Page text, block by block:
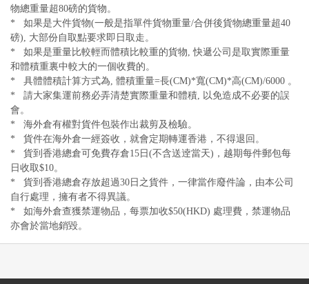
物總重量超80磅的貨物。
* 如果是大件貨物(一般是指單件貨物重量/合併後貨物總重量超40
磅), 大部份自取點要求即日取走。
* 如果是重量比較輕而體積比較重的貨物, 快遞公司是取實際重量
和體積重裏中較大的一個收費的。
* 具體體積計算方式為, 體積重量=長(CM)*寬(CM)*高(CM)/6000 。
* 請大家集運前務必弄清楚實際重量和體積, 以免造成不必要的誤
會。
* 海外倉有權對貨件包裝作出裁剪及檢驗。
* 貨件在海外倉一經簽收，就會定期轉運香港，不得退回。
* 貨到香港總倉可免費存倉15日(不含送逹當天)，越期每件郵包每
日收取$10。
* 貨到香港總倉存放超過30日之貨件，一律當作廢件論，由本公司
自行處理，擁有者不得異議。
* 如海外倉查獲禁運物品，每票加收$50(HKD) 處理費，禁運物品
亦會於當地銷毀。